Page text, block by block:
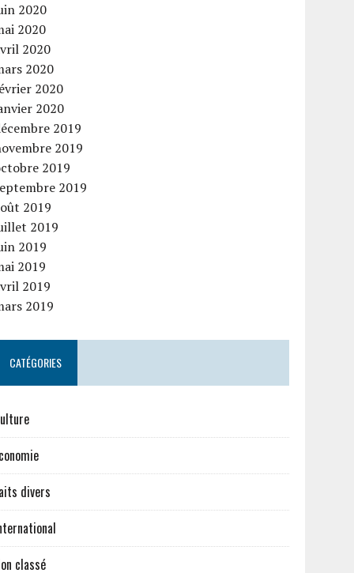
2020
2020
2020
2020
2020
2020
2019
2019
2019
2019
2019
2019
2019
2019
2019
2019
CATÉGORIES
divers
classé